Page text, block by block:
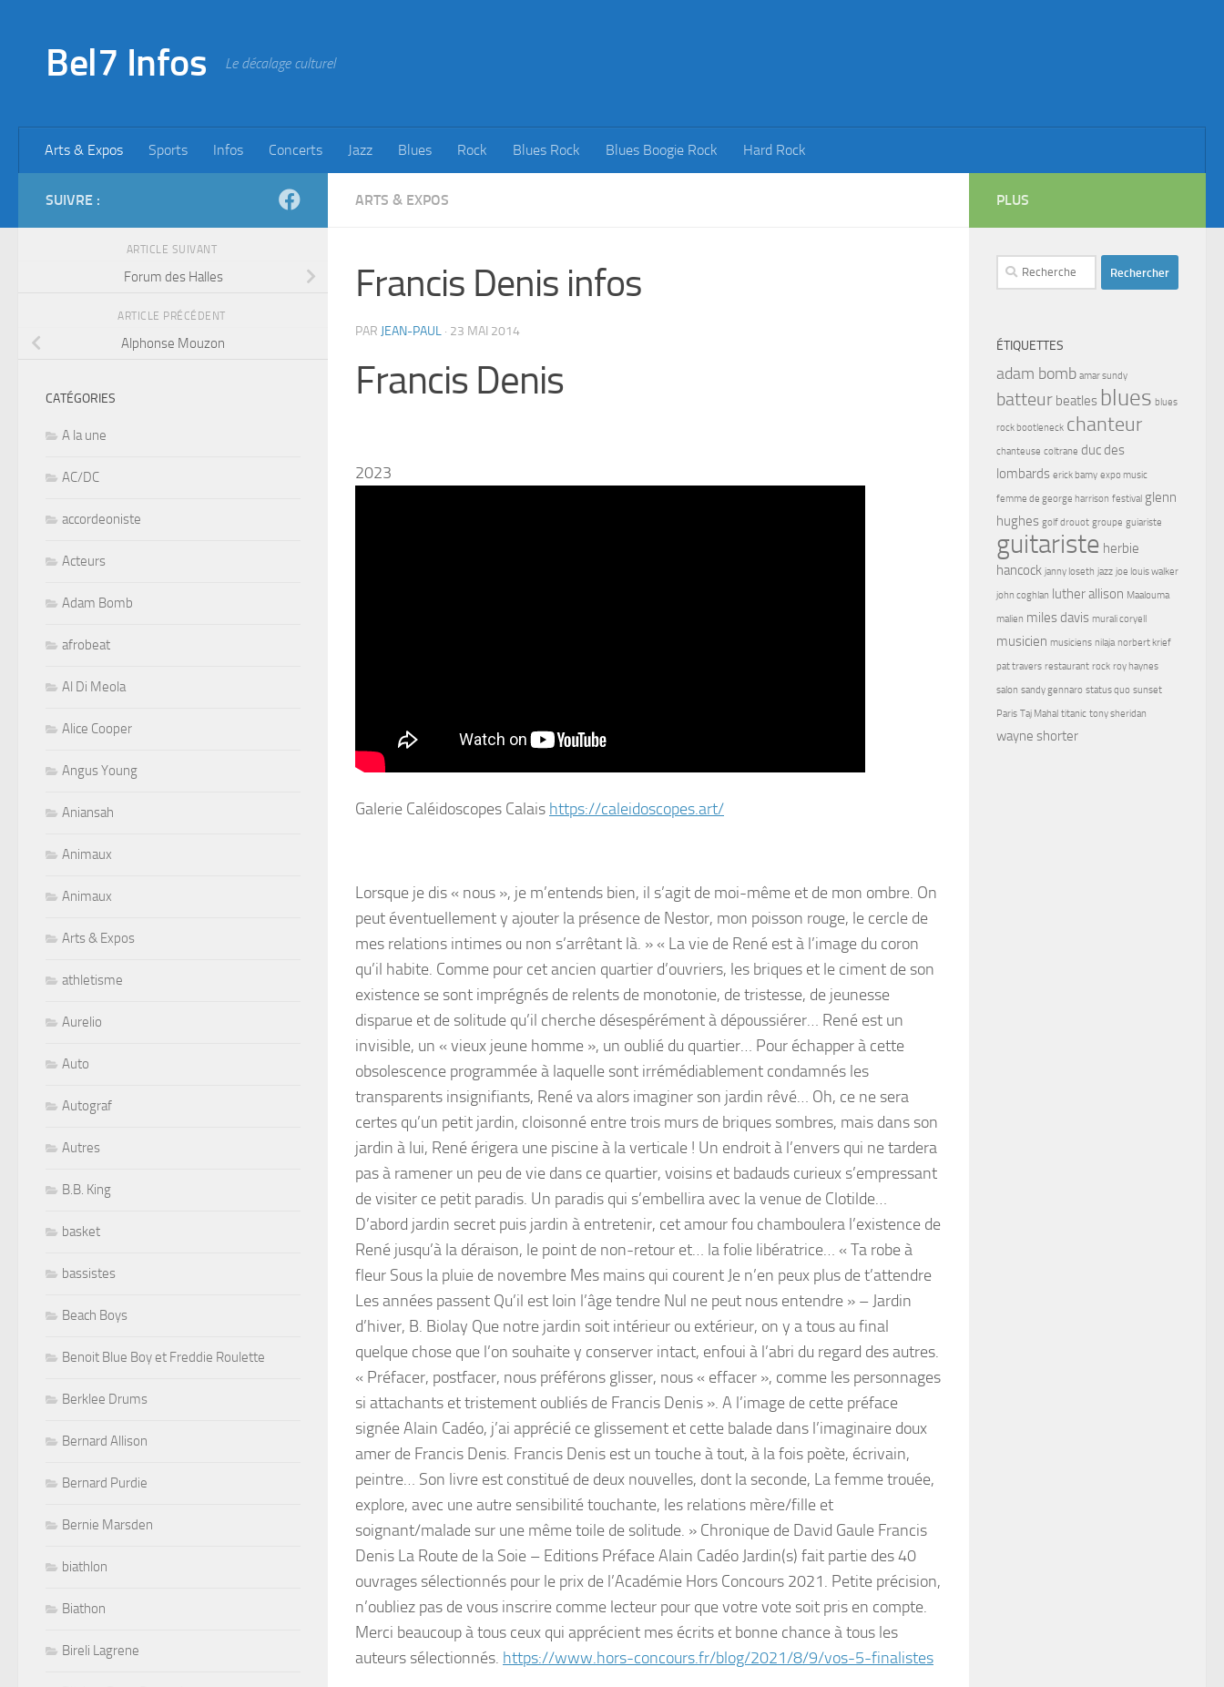
Bel7 Infos Le décalage culturel
Arts & Expos Sports Infos Concerts Jazz Blues Rock Blues Rock Blues Boogie Rock Hard Rock
ARTS & EXPOS
Francis Denis infos
PAR JEAN-PAUL · 23 MAI 2014
Francis Denis
2023
Galerie Caléidoscopes Calais https://caleidoscopes.art/
Lorsque je dis « nous », je m’entends bien, il s’agit de moi-même et de mon ombre. On
peut éventuellement y ajouter la présence de Nestor, mon poisson rouge, le cercle de
mes relations intimes ou non s’arrêtant là. » « La vie de René est à l’image du coron
qu’il habite. Comme pour cet ancien quartier d’ouvriers, les briques et le ciment de son
existence se sont imprégnés de relents de monotonie, de tristesse, de jeunesse
disparue et de solitude qu’il cherche désespérément à dépoussiérer… René est un
invisible, un « vieux jeune homme », un oublié du quartier… Pour échapper à cette
obsolescence programmée à laquelle sont irrémédiablement condamnés les
transparents insignifiants, René va alors imaginer son jardin rêvé… Oh, ce ne sera
certes qu’un petit jardin, cloisonné entre trois murs de briques sombres, mais dans son
jardin à lui, René érigera une piscine à la verticale ! Un endroit à l’envers qui ne tardera
pas à ramener un peu de vie dans ce quartier, voisins et badauds curieux s’empressant
de visiter ce petit paradis. Un paradis qui s’embellira avec la venue de Clotilde…
D’abord jardin secret puis jardin à entretenir, cet amour fou chamboulera l’existence de
René jusqu’à la déraison, le point de non-retour et… la folie libératrice… « Ta robe à
fleur Sous la pluie de novembre Mes mains qui courent Je n’en peux plus de t’attendre
Les années passent Qu’il est loin l’âge tendre Nul ne peut nous entendre » – Jardin
d’hiver, B. Biolay Que notre jardin soit intérieur ou extérieur, on y a tous au final
quelque chose que l’on souhaite y conserver intact, enfoui à l’abri du regard des autres.
« Préfacer, postfacer, nous préférons glisser, nous « effacer », comme les personnages
si attachants et tristement oubliés de Francis Denis ». A l’image de cette préface
signée Alain Cadéo, j’ai apprécié ce glissement et cette balade dans l’imaginaire doux
amer de Francis Denis. Francis Denis est un touche à tout, à la fois poète, écrivain,
peintre… Son livre est constitué de deux nouvelles, dont la seconde, La femme trouée,
explore, avec une autre sensibilité touchante, les relations mère/fille et
soignant/malade sur une même toile de solitude. » Chronique de David Gaule Francis
Denis La Route de la Soie – Editions Préface Alain Cadéo Jardin(s) fait partie des 40
ouvrages sélectionnés pour le prix de l’Académie Hors Concours 2021. Petite précision,
n’oubliez pas de vous inscrire comme lecteur pour que votre vote soit pris en compte.
Merci beaucoup à tous ceux qui apprécient mes écrits et bonne chance à tous les
auteurs sélectionnés. https://www.hors-concours.fr/blog/2021/8/9/vos-5-finalistes
SUIVRE :
ARTICLE SUIVANT
Forum des Halles
ARTICLE PRÉCÉDENT
Alphonse Mouzon
CATÉGORIES
A la une
AC/DC
accordeoniste
Acteurs
Adam Bomb
afrobeat
Al Di Meola
Alice Cooper
Angus Young
Aniansah
Animaux
Animaux
Arts & Expos
athletisme
Aurelio
Auto
Autograf
Autres
B.B. King
basket
bassistes
Beach Boys
Benoit Blue Boy et Freddie Roulette
Berklee Drums
Bernard Allison
Bernard Purdie
Bernie Marsden
biathlon
Biathon
Bireli Lagrene
PLUS
Rechercher :
ÉTIQUETTES
adam bomb amar sundy
batteur beatles blues blues
rock bootleneck chanteur
chanteuse coltrane duc des
lombards erick bamy expo music
femme de george harrison festival glenn
hughes golf drouot groupe guiariste
guitariste herbie
hancock janny loseth jazz joe louis walker
john coghlan luther allison Maalouma
malien miles davis murali coryell
musicien musiciens nilaja norbert krief
pat travers restaurant rock roy haynes
salon sandy gennaro status quo sunset
Paris Taj Mahal titanic tony sheridan
wayne shorter